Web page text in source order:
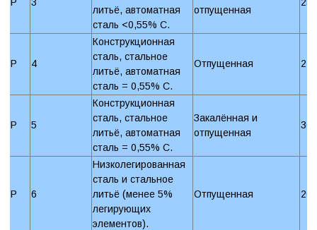
литьё, автоматная
сталь <0,55% C.
отпущенная
P 4
Конструкционная
сталь, стальное
литьё, автоматная
сталь = 0,55% C.
Отпущенная
P 5
Конструкционная
сталь, стальное
литьё, автоматная
сталь = 0,55% C.
Закалённая и
отпущенная
P 6
Низколегированная
сталь и стальное
литьё (менее 5%
легирующих
элементов).
Отпущенная